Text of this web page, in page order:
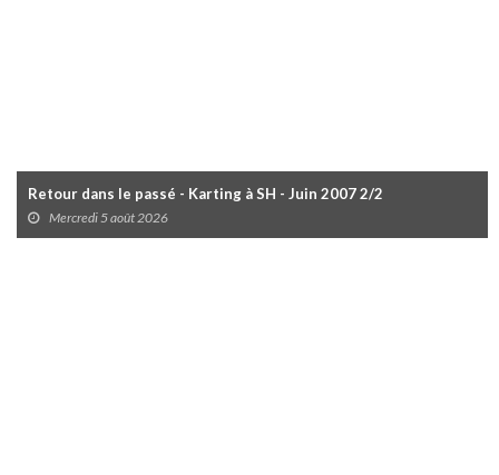
Retour dans le passé - Karting à SH - Juin 2007 2/2
Mercredi 5 août 2026